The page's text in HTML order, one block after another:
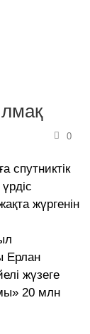
0
спутниктік
жүргенін
Ерлан
жүзеге
20 млн